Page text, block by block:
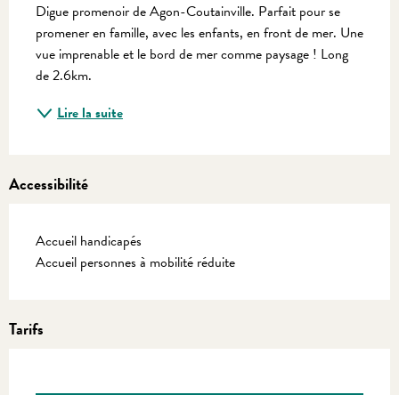
Digue promenoir de Agon-Coutainville. Parfait pour se
promener en famille, avec les enfants, en front de mer. Une
vue imprenable et le bord de mer comme paysage ! Long
de 2.6km.
Lire la suite
Accessibilité
Accueil handicapés
Accueil personnes à mobilité réduite
Tarifs